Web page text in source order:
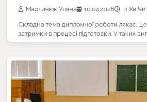
Мартинюк Уляна 10.04.2026 2 Хв
Складна тема дипломної роботи лякає. Це
затримки в процесі підготовки. У таких